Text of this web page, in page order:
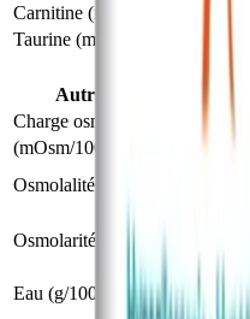
Carnitine (mg)
Taurine (mg)
Nutramigen
Autres caractéristiques
Charge osmotique rénale
(mOsm/100 mL)
Osmolalité (mOsm/kg H
Osmolarité (mOsm/L)
Eau (g/100 mL)